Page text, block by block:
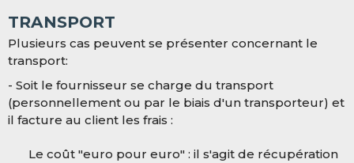
TRANSPORT
Plusieurs cas peuvent se présenter concernant le
transport:
- Soit le fournisseur se charge du transport
(personnellement ou par le biais d'un transporteur) et
il facture au client les frais :
Le coût "euro pour euro" : il s'agit de récupération